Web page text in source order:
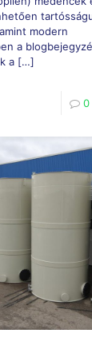
modern
a
a […]
0